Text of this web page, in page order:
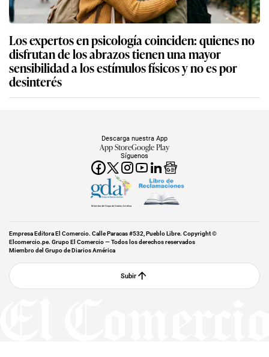
Los expertos en psicología coinciden: quienes no
disfrutan de los abrazos tienen una mayor
sensibilidad a los estímulos físicos y no es por
desinterés
Síguenos
Descarga nuestra App
App StoreGoogle Play
Miembro del Grupo de Diarios América
Empresa Editora El Comercio. Calle Paracas #532, Pueblo Libre. Copyright ©
Elcomercio.pe. Grupo El Comercio — Todos los derechos reservados
Miembro del Grupo de Diarios América
Subir